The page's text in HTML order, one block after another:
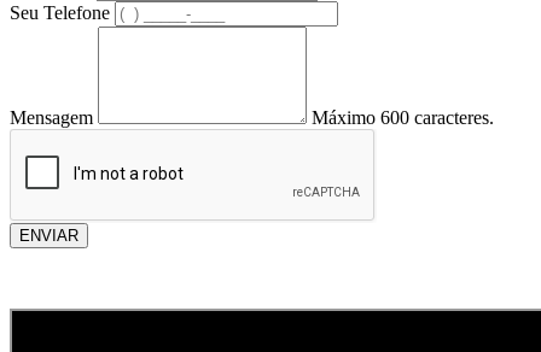
Seu Telefone
Mensagem Máximo 600 caracteres.
ENVIAR